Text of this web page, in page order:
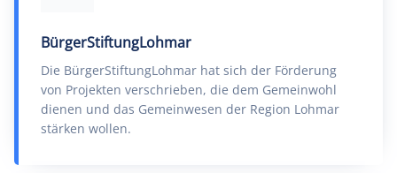
BürgerStiftungLohmar
Die BürgerStiftungLohmar hat sich der Förderung
von Projekten verschrieben, die dem Gemeinwohl
dienen und das Gemeinwesen der Region Lohmar
stärken wollen.